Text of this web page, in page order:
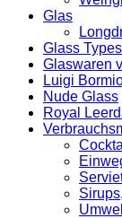
Glas
Glass Types
Glaswaren
Luigi
Nude Glass
Royal